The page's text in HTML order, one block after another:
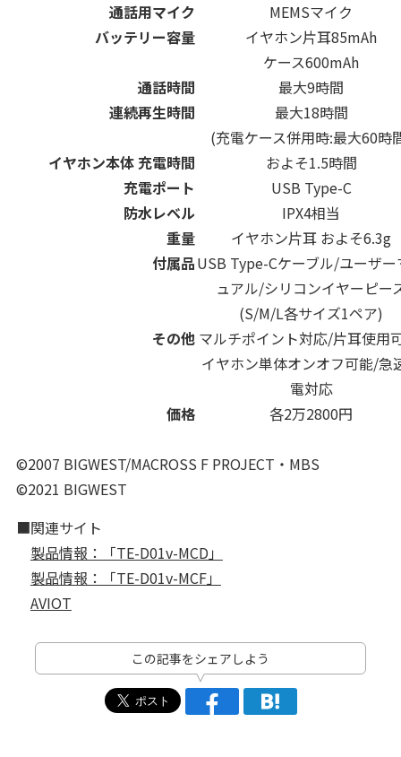
通話用マイク
MEMSマイク
バッテリー容量
イヤホン片耳85mAh
ケース600mAh
通話時間
最大9時間
連続再生時間
最大18時間
(充電ケース併用時:最大60時
イヤホン本体 充電時間
およそ1.5時間
充電ポート
USB Type-C
防水レベル
IPX4相当
重量
イヤホン片耳 およそ6.3g
付属品USB Type-Cケーブル/ユーザー
ュアル/シリコンイヤーピー
(S/M/L各サイズ1ペア)
その他 マルチポイント対応/片耳使用
イヤホン単体オンオフ可能/急
電対応
価格
各2万2800円
©2007 BIGWEST/MACROSS F PROJECT・MBS
©2021 BIGWEST
■関連サイト
製品情報：「TE-D01v-MCD」
製品情報：「TE-D01v-MCF」
AVIOT
この記事をシェアしよう